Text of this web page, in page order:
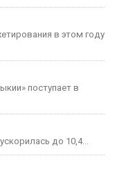
в этом году
поступает в
до 10,4...